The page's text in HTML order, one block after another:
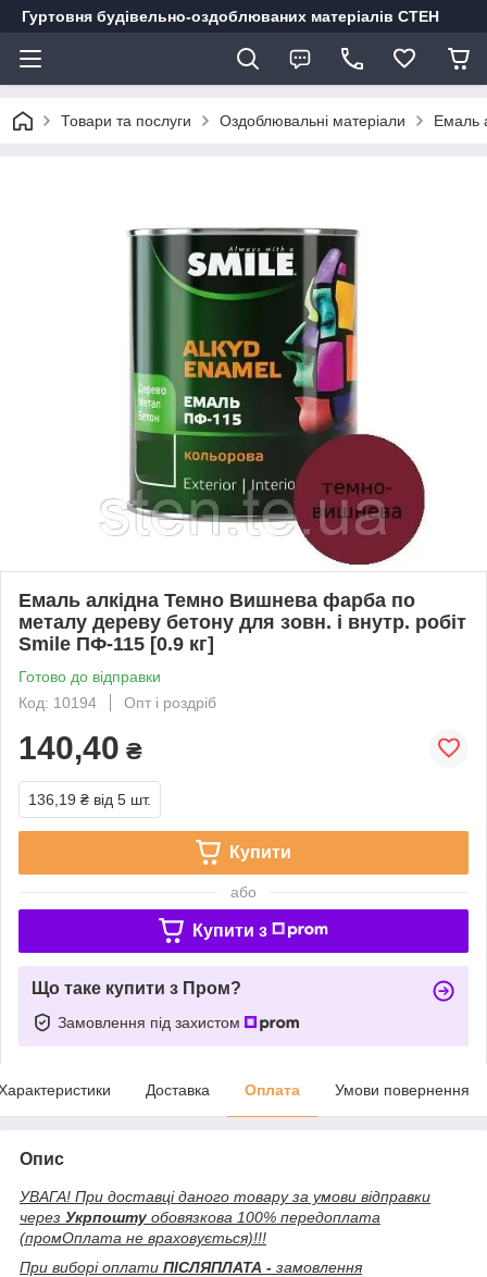
Гуртовня будівельно-оздоблюваних матеріалів СТЕН
Товари та послуги Оздоблювальні матеріали Емаль
Емаль алкідна Темно Вишнева фарба по
металу дереву бетону для зовн. і внутр. робіт
Smile ПФ-115 [0.9 кг]
Готово до відправки
Код: 10194
Опт і роздріб
140,40 ₴
136,19 ₴ від 5 шт.
Купити
або
Купити з
Що таке купити з Пром?
Замовлення під захистом
Доставка Оплата Умови повернення
Опис
УВАГА! При доставці даного товару за умови відправки
через Укрпошту обовязкова 100% передоплата
(промОплата не враховується)!!!
При виборі оплати ПІСЛЯПЛАТА - замовлення